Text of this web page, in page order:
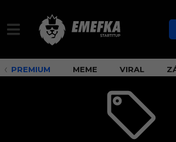
PREMIUM MEME VIRAL